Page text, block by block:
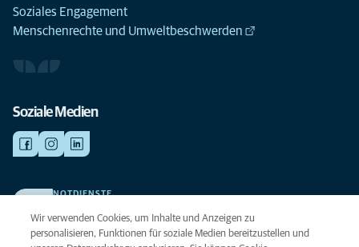
Soziales Engagement
Menschenrechte und Umweltbeschwerden
Soziale Medien
NOTDIENSTE
beste Versorgung verdient.
Wir verwenden Cookies, um Inhalte und Anzeigen zu
personalisieren, Funktionen für soziale Medien bereitzustellen und